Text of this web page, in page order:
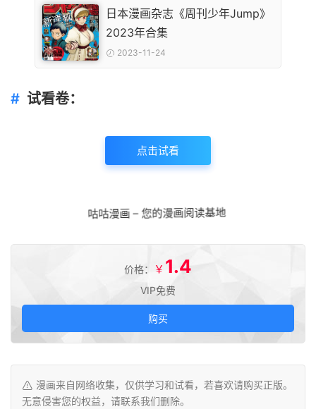
日本漫画杂志《周刊少年Jump》
2023年合集
2023-11-24
试看卷：
点击试看
咕咕漫画 – 您的漫画阅读基地
价格： ￥1.4
VIP免费
购买
漫画来自网络收集，仅供学习和试看，若喜欢请购买正版。
无意侵害您的权益，请联系我们删除。